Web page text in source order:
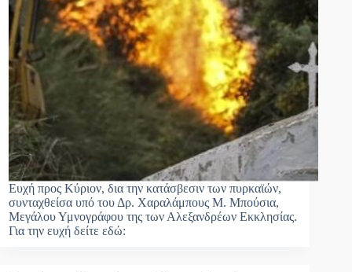
Ευχή προς Κύριον, δια την κατάσβεσιν των πυρκαϊών,
συνταχθείσα υπό του Δρ. Χαραλάμπους Μ. Μπούσια,
Μεγάλου Υμνογράφου της των Αλεξανδρέων Εκκλησίας.
Για την ευχή δείτε εδώ: